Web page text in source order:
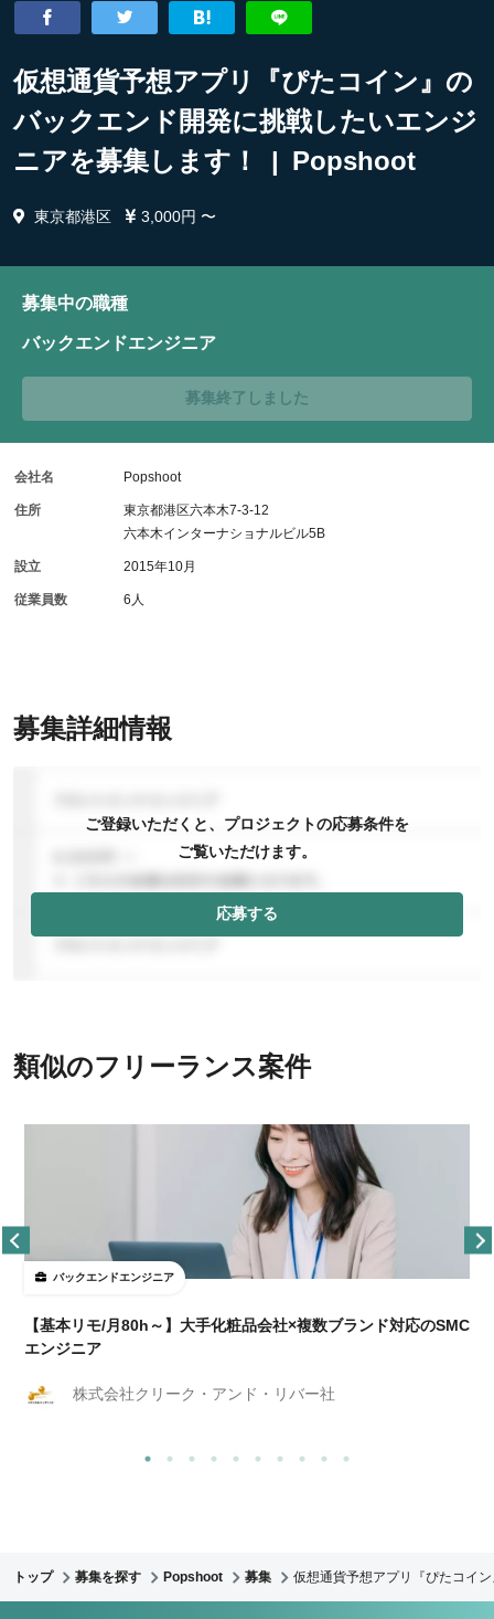
仮想通貨予想アプリ『ぴたコイン』の
バックエンド開発に挑戦したいエンジ
ニアを募集します！ | Popshoot
東京都港区 3,000円 〜
募集詳細情報
ご登録いただくと、プロジェクトの応募条件を
ご覧いただけます。
応募する
募集中の職種
バックエンドエンジニア
募集終了しました
会社名 Popshoot
住所
東京都港区六本木7-3-12
六本木インターナショナルビル5B
設立 2015年10月
従業員数 6人
類似のフリーランス案件
バックエンドエンジニア
【基本リモ/月80h～】大手化粧品会社×複数ブランド対応のSMC
エンジニア
株式会社クリーク・アンド・リバー社
トップ 募集を探す Popshoot 募集 仮想通貨予想アプリ『ぴたコイ